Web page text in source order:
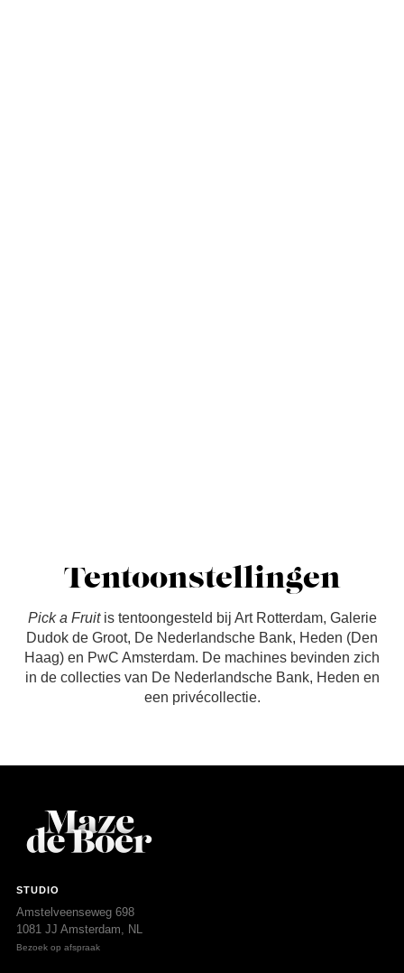
Tentoonstellingen
Pick a Fruit is tentoongesteld bij Art Rotterdam, Galerie
Dudok de Groot, De Nederlandsche Bank, Heden (Den
Haag) en PwC Amsterdam. De machines bevinden zich
in de collecties van De Nederlandsche Bank, Heden en
een privécollectie.
STUDIO
Amstelveenseweg 698
1081 JJ Amsterdam, NL
Bezoek op afspraak